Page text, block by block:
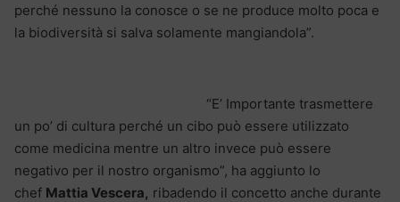
perché nessuno la conosce o se ne produce molto poca e
la biodiversità si salva solamente mangiandola”.
“E’ Importante trasmettere
un po’ di cultura perché un cibo può essere utilizzato
come medicina mentre un altro invece può essere
negativo per il nostro organismo”, ha aggiunto lo
chef Mattia Vescera, ribadendo il concetto anche durante